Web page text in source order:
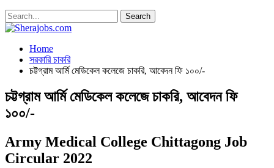
Home
সরকারি চাকরি
চট্টগ্রাম আর্মি মেডিকেল কলেজে চাকরি, আবেদন ফি ১০০/-
চট্টগ্রাম আর্মি মেডিকেল কলেজে চাকরি, আবেদন ফি
১০০/-
Army Medical College Chittagong Job
Circular 2022